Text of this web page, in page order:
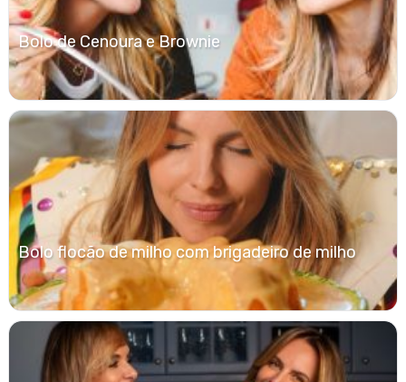
Bolo de Cenoura e Brownie
Bolo flocão de milho com brigadeiro de milho